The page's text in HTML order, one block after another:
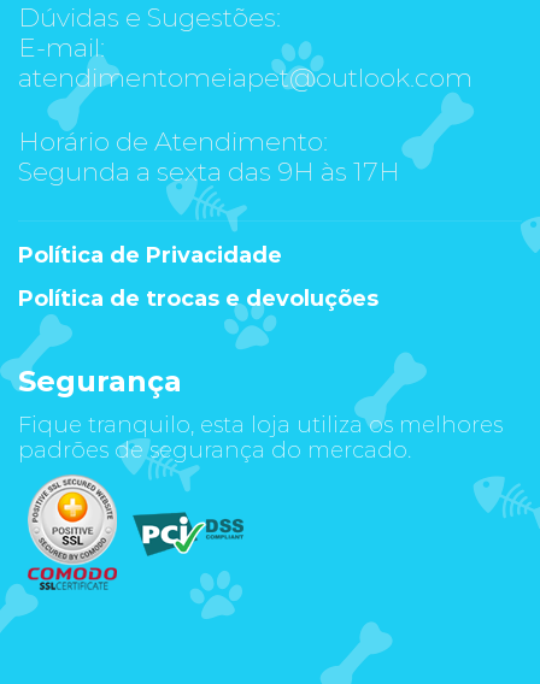
Dúvidas e Sugestões:
E-mail:
atendimentomeiapet@outlook.com
Horário de Atendimento:
Segunda a sexta das 9H às 17H
Política de Privacidade
Política de trocas e devoluções
Segurança
Fique tranquilo, esta loja utiliza os melhores
padrões de segurança do mercado.